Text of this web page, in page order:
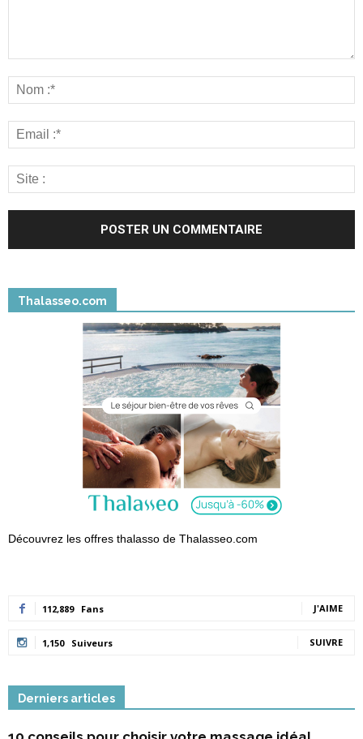
Thalasseo.com
Découvrez les offres thalasso de Thalasseo.com
112,889 Fans J'AIME
1,150 Suiveurs SUIVRE
Derniers articles